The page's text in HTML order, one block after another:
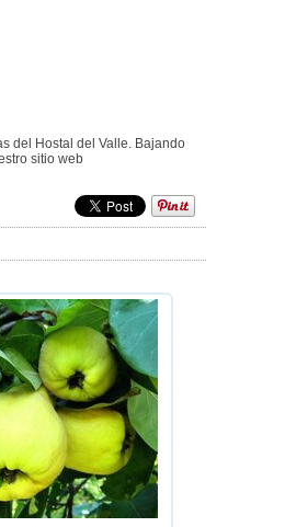
del Hostal del Valle. Bajando
sitio web